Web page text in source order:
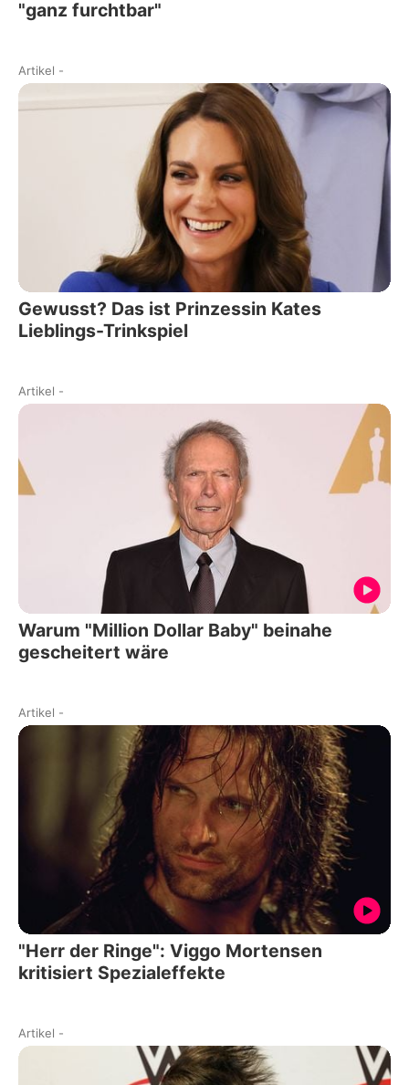
"ganz furchtbar"
Artikel -
Gewusst? Das ist Prinzessin Kates
Lieblings-Trinkspiel
Artikel -
Warum "Million Dollar Baby" beinahe
gescheitert wäre
Artikel -
"Herr der Ringe": Viggo Mortensen
kritisiert Spezialeffekte
Artikel -